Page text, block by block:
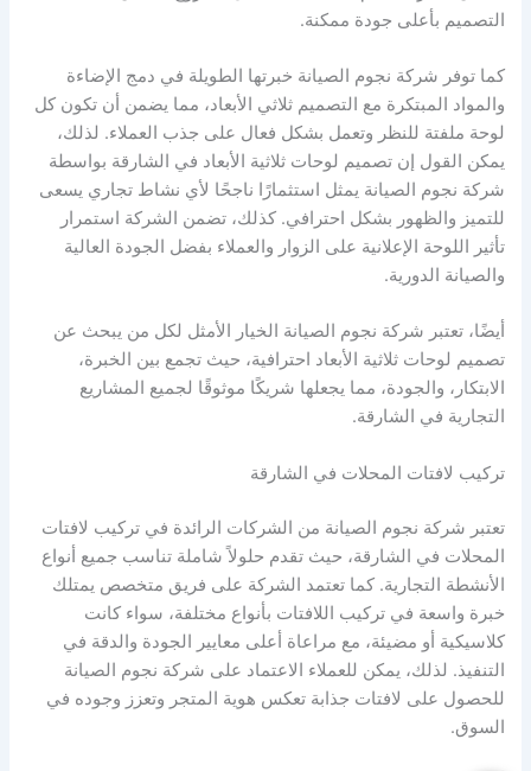
التصميم بأعلى جودة ممكنة.
كما توفر شركة نجوم الصيانة خبرتها الطويلة في دمج الإضاءة
والمواد المبتكرة مع التصميم ثلاثي الأبعاد، مما يضمن أن تكون كل
لوحة ملفتة للنظر وتعمل بشكل فعال على جذب العملاء. لذلك،
يمكن القول إن تصميم لوحات ثلاثية الأبعاد في الشارقة بواسطة
شركة نجوم الصيانة يمثل استثمارًا ناجحًا لأي نشاط تجاري يسعى
للتميز والظهور بشكل احترافي. كذلك، تضمن الشركة استمرار
تأثير اللوحة الإعلانية على الزوار والعملاء بفضل الجودة العالية
والصيانة الدورية.
أيضًا، تعتبر شركة نجوم الصيانة الخيار الأمثل لكل من يبحث عن
تصميم لوحات ثلاثية الأبعاد احترافية، حيث تجمع بين الخبرة،
الابتكار، والجودة، مما يجعلها شريكًا موثوقًا لجميع المشاريع
التجارية في الشارقة.
تركيب لافتات المحلات في الشارقة
تعتبر شركة نجوم الصيانة من الشركات الرائدة في تركيب لافتات
المحلات في الشارقة، حيث تقدم حلولاً شاملة تناسب جميع أنواع
الأنشطة التجارية. كما تعتمد الشركة على فريق متخصص يمتلك
خبرة واسعة في تركيب اللافتات بأنواع مختلفة، سواء كانت
كلاسيكية أو مضيئة، مع مراعاة أعلى معايير الجودة والدقة في
التنفيذ. لذلك، يمكن للعملاء الاعتماد على شركة نجوم الصيانة
للحصول على لافتات جذابة تعكس هوية المتجر وتعزز وجوده في
السوق.